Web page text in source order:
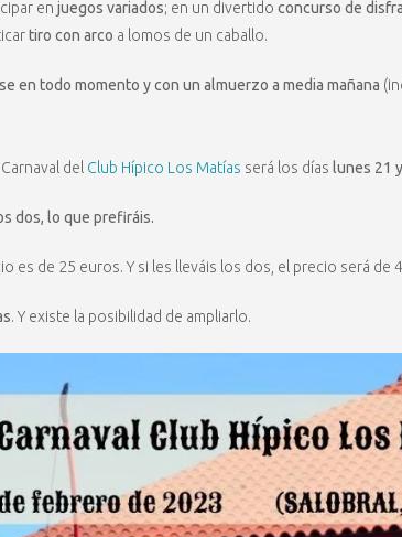
en juegos variados; en un divertido concurso de
tiro con arco a lomos de un caballo.
en todo momento y con un almuerzo a media mañana
del Club Hípico Los Matías será los días lunes 21
dos, lo que prefiráis.
es de 25 euros. Y si les lleváis los dos, el precio será de
. Y existe la posibilidad de ampliarlo.